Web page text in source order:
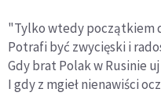
"Tylko wtedy początkiem
Potrafi być zwycięski i
Gdy brat Polak w Rusinie
I gdy z mgieł nienawiści